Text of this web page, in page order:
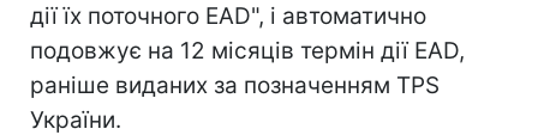
дії їх поточного EAD", і автоматично
подовжує на 12 місяців термін дії EAD,
раніше виданих за позначенням TPS
України.